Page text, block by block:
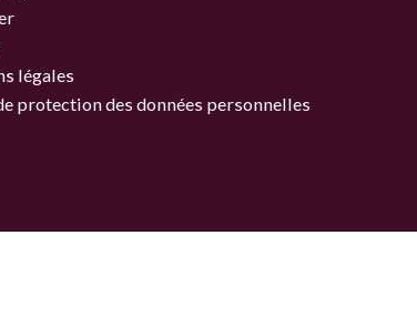
légales
protection des données personnelles